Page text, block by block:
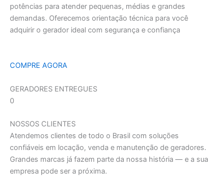
potências para atender pequenas, médias e grandes
demandas. Oferecemos orientação técnica para você
adquirir o gerador ideal com segurança e confiança
COMPRE AGORA
GERADORES ENTREGUES
0
NOSSOS CLIENTES
Atendemos clientes de todo o Brasil com soluções
confiáveis em locação, venda e manutenção de geradores.
Grandes marcas já fazem parte da nossa história — e a sua
empresa pode ser a próxima.